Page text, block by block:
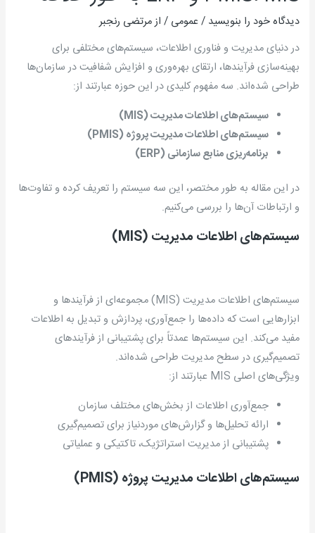
دیدگاه‌ خود را بنویسید /عمومی / ازمرتضی رنجبر
در دنیای مدیریت و فناوری اطلاعات، سیستم‌های مختلفی برای
بهینه‌سازی فرآیندها، ارتقای بهره‌وری و افزایش شفافیت در سازمان‌ها
طراحی شده‌اند. سه مفهوم کلیدی در این حوزه عبارتند از:
سیستم‌های اطلاعات مدیریت(MIS)
سیستم‌های اطلاعات مدیریت پروژه (PMIS)
برنامه‌ریزی منابع سازمانی (ERP)
در این مقاله به طور مختصر، این سه سیستم را تعریف کرده و تفاوت‌ها
و ارتباطات آن‌ها را بررسی می‌کنیم.
سیستم‌های اطلاعات مدیریت (MIS)
سیستم‌های اطلاعات مدیریت (MIS) مجموعه‌ای از فرآیندها و
ابزارهایی است که داده‌ها را جمع‌آوری، پردازش و تبدیل به اطلاعات
مفید می‌کند. این سیستم‌ها عمدتاً برای پشتیبانی از فرآیندهای
تصمیم‌گیری در سطح مدیریت طراحی شده‌اند.
ویژگی‌های اصلی MIS عبارتند از:
جمع‌آوری اطلاعات از بخش‌های مختلف سازمان
ارائه تحلیل‌ها و گزارش‌های موردنیاز برای تصمیم‌گیری
پشتیبانی از مدیریت استراتژیک، تاکتیکی و عملیاتی
سیستم‌های اطلاعات مدیریت پروژه (PMIS)